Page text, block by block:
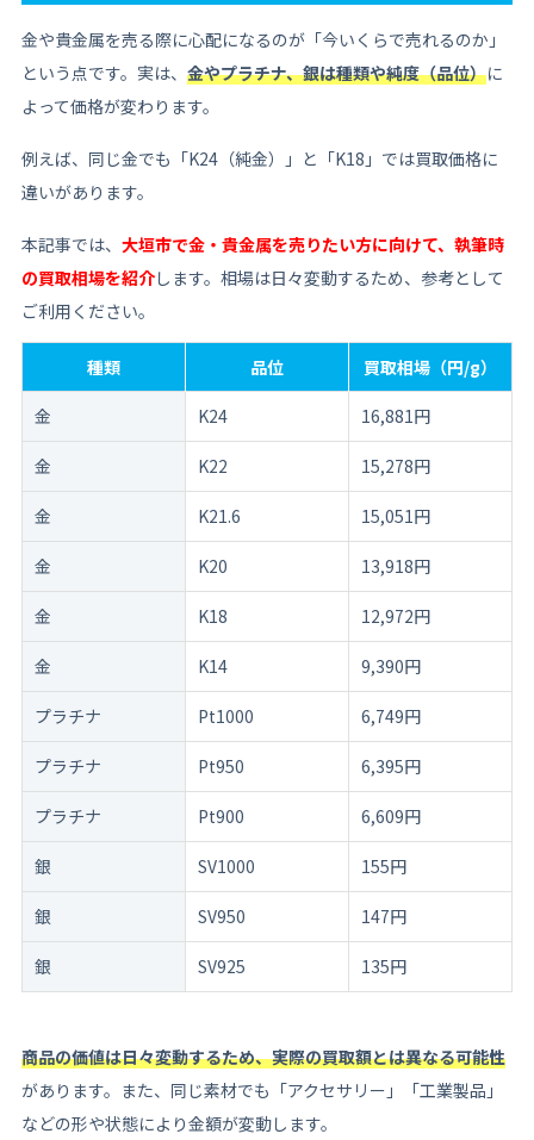
金や貴金属を売る際に心配になるのが「今いくらで売れるのか」
という点です。実は、 金やプラチナ、銀は種類や純度（品位）に
よって価格が変わります。
例えば、同じ金でも「K24（純金）」と「K18」では買取価格に
違いがあります。
本記事では、 大垣市で金・貴金属を売りたい方に向けて、執筆時
の買取相場を紹介します。相場は日々変動するため、参考として
ご利用ください。
種類 品位 買取相場（円/g）
金 K24 16,881円
金 K22 15,278円
金 K21.6 15,051円
金 K20 13,918円
金 K18 12,972円
金 K14 9,390円
プラチナ Pt1000 6,749円
プラチナ Pt950 6,395円
プラチナ Pt900 6,609円
銀 SV1000 155円
銀 SV950 147円
銀 SV925 135円
商品の価値は日々変動するため、実際の買取額とは異なる可能性
があります。また、同じ素材でも「アクセサリー」「工業製品」
などの形や状態により金額が変動します。